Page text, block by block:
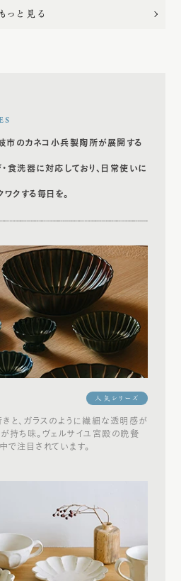
もっと見る
市のカネコ小兵製陶所が展開する
食洗器に対応しており、日常使いに
クする毎日を。
人気シリーズ
と、ガラスのように繊細な透明感が
持ち味。ヴェルサイユ宮殿の晩餐
で注目されています。